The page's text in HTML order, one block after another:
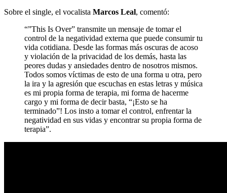
Sobre el single, el vocalista Marcos Leal, comentó:
“”This Is Over” transmite un mensaje de tomar el
control de la negatividad externa que puede consumir tu
vida cotidiana. Desde las formas más oscuras de acoso
y violación de la privacidad de los demás, hasta las
peores dudas y ansiedades dentro de nosotros mismos.
Todos somos víctimas de esto de una forma u otra, pero
la ira y la agresión que escuchas en estas letras y música
es mi propia forma de terapia, mi forma de hacerme
cargo y mi forma de decir basta, “¡Esto se ha
terminado”! Los insto a tomar el control, enfrentar la
negatividad en sus vidas y encontrar su propia forma de
terapia”.